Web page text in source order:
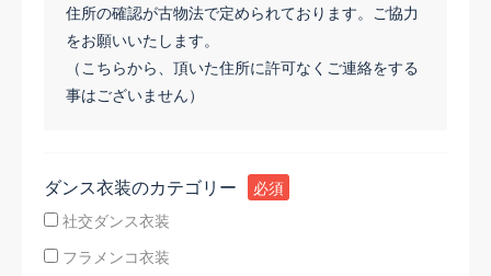
住所の確認が古物法で定められております。ご協力
をお願いいたします。
（こちらから、頂いた住所に許可なくご連絡をする
事はございません）
ダンス衣装のカテゴリー
必須
社交ダンス衣装
フラメンコ衣装